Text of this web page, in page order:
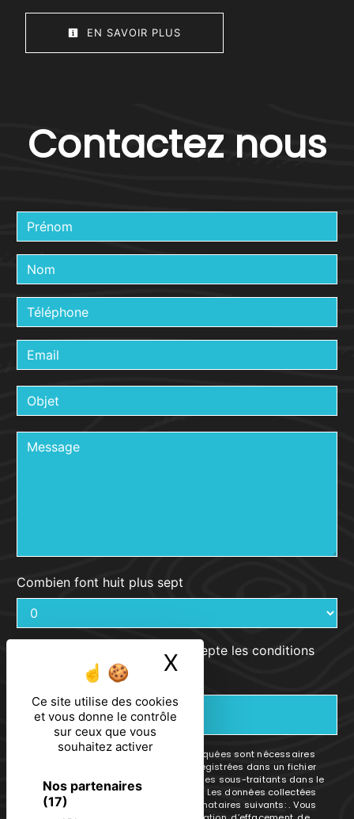
Ce site utilise des cookies
et vous donne le contrôle
sur ceux que vous
souhaitez activer
Nos partenaires
(17)
X Masquer le
EN SAVOIR PLUS
Contactez nous
Combien font huit plus sept
En cochant cette case, j'accepte les conditions
particulières ci-dessous **
ENVOYER
** Les données personnelles communiquées sont nécessaires
aux fins de vous contacter et sont enregistrées dans un fichier
informatisé. Elles sont destinées à et ses sous-traitants dans le
seul but de répondre à votre message. Les données collectées
seront communiquées aux seuls destinataires suivants: . Vous